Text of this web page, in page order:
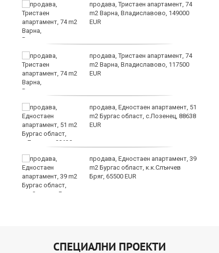
продава, Тристаен апартамент, 74
m2 Варна, Владиславово, 149000
EUR
продава, Тристаен апартамент, 74
m2 Варна, Владиславово, 117500
EUR
продава, Едностаен апартамент, 51
m2 Бургас област, с.Лозенец, 88638
EUR
продава, Едностаен апартамент, 39
m2 Бургас област, к.к.Слънчев
Бряг, 65500 EUR
СПЕЦИАЛНИ ПРОЕКТИ